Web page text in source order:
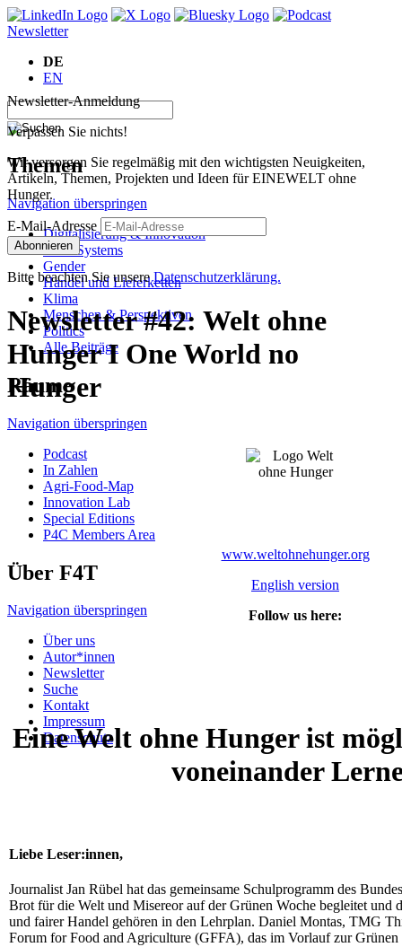
Newsletter
DE
EN
Themen
Navigation überspringen
Digitalisierung & Innovation
Food Systems
Gender
Handel und Lieferketten
Klima
Menschen & Perspektiven
Politics
Alle Beiträge
Räume
Navigation überspringen
Podcast
In Zahlen
Agri-Food-Map
Innovation Lab
Special Editions
P4C Members Area
Über F4T
Navigation überspringen
Über uns
Autor*innen
Newsletter
Suche
Kontakt
Impressum
Datenschutz
Newsletter-Anmeldung
Verpassen Sie nichts!
Wir versorgen Sie regelmäßig mit den wichtigsten Neuigkeiten,
Artikeln, Themen, Projekten und Ideen für EINEWELT ohne
Hunger.
E-Mail-Adresse
Abonnieren
Bitte beachten Sie unsereDatenschutzerklärung.
Newsletter #42: Welt ohne
Hunger I One World no
Hunger
www.weltohnehunger.org
English version
Follow us here:
Eine Welt ohne Hunger ist
voneinander
Liebe Leser:innen,
Journalist Jan Rübel hat das gemeinsame Schulprogramm des
Brot für die Welt und Misereor auf der Grünen Woche begleitet und
und fairer Handel gehören in den Lehrplan. Daniel Montas, TMG
Forum for Food and Agriculture (GFFA), das im Vorlauf zur Grünen